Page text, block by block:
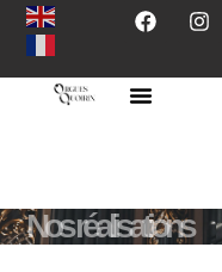
Nos réalisations